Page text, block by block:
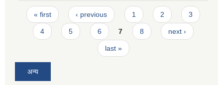
Pages
« first ‹ previous 1 2 3
4 5 6 7 8 next ›
last »
अन्य